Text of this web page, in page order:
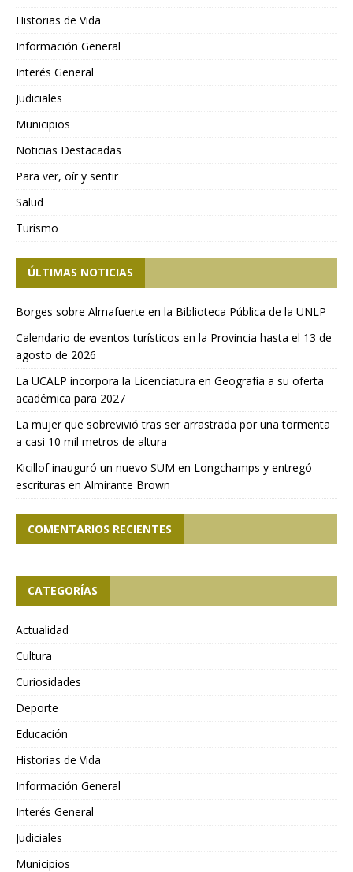
Historias de Vida
Información General
Interés General
Judiciales
Municipios
Noticias Destacadas
Para ver, oír y sentir
Salud
Turismo
ÚLTIMAS NOTICIAS
Borges sobre Almafuerte en la Biblioteca Pública de la UNLP
Calendario de eventos turísticos en la Provincia hasta el 13 de
agosto de 2026
La UCALP incorpora la Licenciatura en Geografía a su oferta
académica para 2027
La mujer que sobrevivió tras ser arrastrada por una tormenta
a casi 10 mil metros de altura
Kicillof inauguró un nuevo SUM en Longchamps y entregó
escrituras en Almirante Brown
COMENTARIOS RECIENTES
CATEGORÍAS
Actualidad
Cultura
Curiosidades
Deporte
Educación
Historias de Vida
Información General
Interés General
Judiciales
Municipios